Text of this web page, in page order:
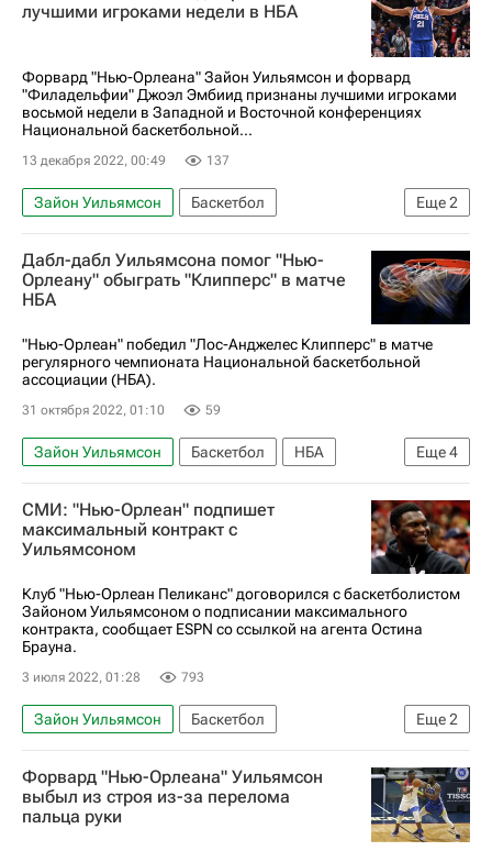
лучшими игроками недели в НБА
Форвард "Нью-Орлеана" Зайон Уильямсон и форвард
"Филадельфии" Джоэл Эмбиид признаны лучшими игроками
восьмой недели в Западной и Восточной конференциях
Национальной баскетбольной...
13 декабря 2022, 00:49 137
Еще2
Зайон Уильямсон
Баскетбол
Джоэл Эмбиид
НБА
Дабл-дабл Уильямсона помог "Нью-
Орлеану" обыграть "Клипперс" в матче
НБА
"Нью-Орлеан" победил "Лос-Анджелес Клипперс" в матче
регулярного чемпионата Национальной баскетбольной
ассоциации (НБА).
31 октября 2022, 01:10 59
Еще4
Зайон Уильямсон Баскетбол
НБА
Норман Пауэлл
Си Джей Макколлум
Лос-Анджелес Клипперс
Нью-Орлеан Пеликанс
СМИ: "Нью-Орлеан" подпишет
максимальный контракт с
Уильямсоном
Клуб "Нью-Орлеан Пеликанс" договорился с баскетболистом
Зайоном Уильямсоном о подписании максимального
контракта, сообщает ESPN со ссылкой на агента Остина
Брауна.
3 июля 2022, 01:28 793
Еще2
Зайон Уильямсон
Баскетбол
Нью-Орлеан Пеликанс
Футбольные трансферы и слухи
Форвард "Нью-Орлеана" Уильямсон
выбыл из строя из-за перелома
пальца руки